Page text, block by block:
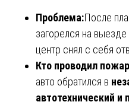
Проблема:После
загорелся на
центр снял с себя
Кто проводил
авто обратился в
автотехнический